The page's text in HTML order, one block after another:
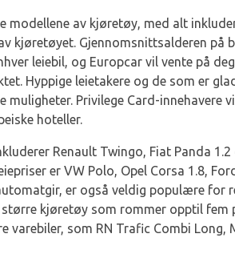
modellene av kjøretøy, med alt
kjøretøyet. Gjennomsnittsalderen på
leiebil, og Europcar vil vente på
Hyppige leietakere og de som er
muligheter. Privilege Card-
hoteller.
Renault Twingo, Fiat Panda
er VW Polo, Opel Corsa 1.8,
er også veldig populære for
større kjøretøy som rommer opptil
som RN Trafic Combi Long,